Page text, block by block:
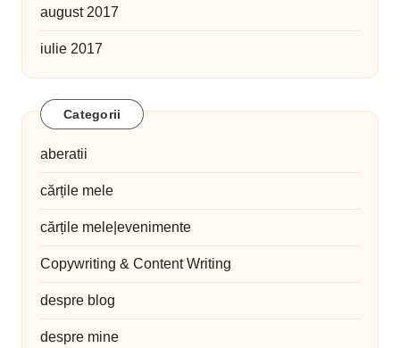
august 2017
iulie 2017
Categorii
aberatii
cărțile mele
cărțile mele|evenimente
Copywriting & Content Writing
despre blog
despre mine